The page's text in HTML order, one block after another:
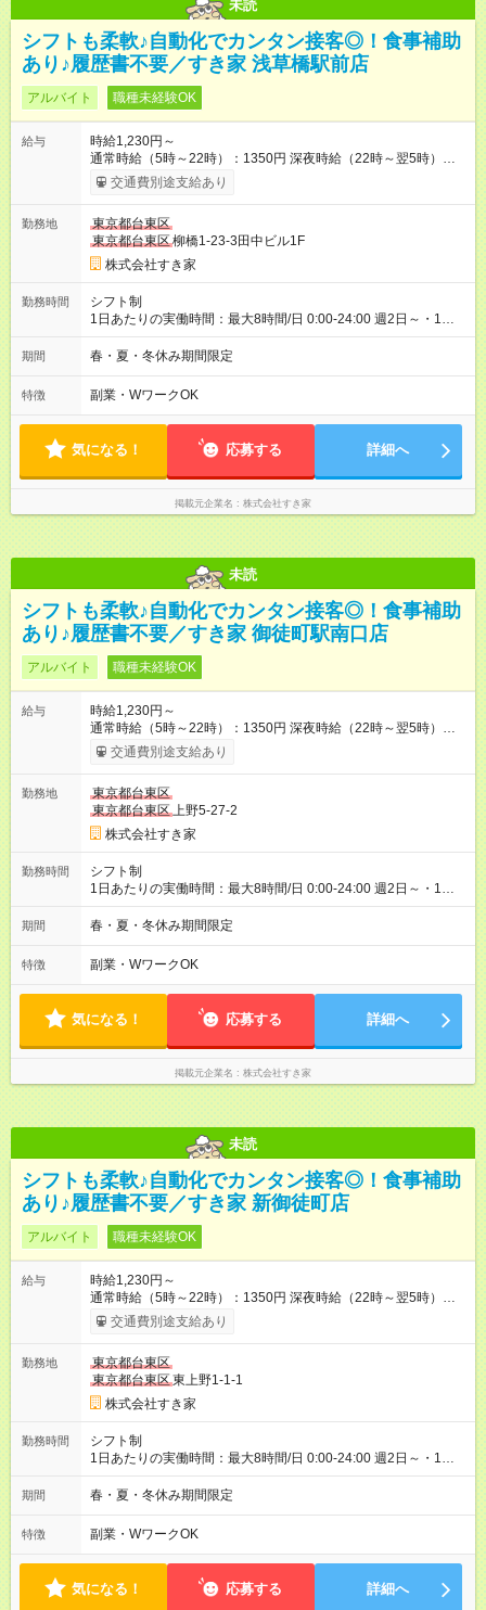
未読
シフトも柔軟♪自動化でカンタン接客◎！食事補助
あり♪履歴書不要／すき家 浅草橋駅前店
アルバイト 職種未経験OK
給与
時給1,230円～
通常時給（5時～22時）：1350円 深夜時給（22時～翌5時）：
1688円 高校生時給：1230円 【特別手当】早朝手当（5：00-9：
00）時給+150円 【試用期間】試用期間あり 試用期間の長さ：1
30日（※条件変更なし）ですが、切り上げで一ヶ月とさせてい
ただきます。 研修制度あり：15時間(研修中も同時給）
交通費別途支給あり
勤務地
東京都台東区
東京都台東区柳橋1-23-3田中ビル1F
株式会社すき家
勤務時間
シフト制
1日あたりの実働時間：最大8時間/日 0:00-24:00 週2日～・1日
2h～OK ＜シフト例＞ 〇朝帯 5:00-9:00 〇昼帯 9:00-14:00 〇午
後帯 14:00-18:00 〇夜帯 18:00-22:00 〇深夜帯 22:00-翌5:00 基
ます♪
期間 春・夏・冬休み期間限定
特徴 副業・WワークOK
気になる！ 応募する 詳細へ
掲載元企業名 株式会社すき家
未読
シフトも柔軟♪自動化でカンタン接客◎！食事補助
あり♪履歴書不要／すき家 御徒町駅南口店
アルバイト 職種未経験OK
給与
時給1,230円～
通常時給（5時～22時）：1350円 深夜時給（22時～翌5時）：
1688円 高校生時給：1230円 【特別手当】早朝手当（5：00-9：
00）時給+150円 【試用期間】試用期間あり 試用期間の長さ：1
30日（※条件変更なし）ですが、切り上げで一ヶ月とさせてい
ただきます。 研修制度あり：15時間(研修中も同時給）
交通費別途支給あり
勤務地
東京都台東区
東京都台東区上野5-27-2
株式会社すき家
勤務時間
シフト制
1日あたりの実働時間：最大8時間/日 0:00-24:00 週2日～・1日
2h～OK ＜シフト例＞ 〇朝帯 5:00-9:00 〇昼帯 9:00-14:00 〇午
後帯 14:00-18:00 〇夜帯 18:00-22:00 〇深夜帯 22:00-翌5:00 基
ます♪
期間 春・夏・冬休み期間限定
特徴 副業・WワークOK
気になる！ 応募する 詳細へ
掲載元企業名 株式会社すき家
未読
シフトも柔軟♪自動化でカンタン接客◎！食事補助
あり♪履歴書不要／すき家 新御徒町店
アルバイト 職種未経験OK
給与
時給1,230円～
通常時給（5時～22時）：1350円 深夜時給（22時～翌5時）：
1688円 高校生時給：1230円 【特別手当】早朝手当（5：00-9：
00）時給+150円 【試用期間】試用期間あり 試用期間の長さ：1
30日（※条件変更なし）ですが、切り上げで一ヶ月とさせてい
ただきます。 研修制度あり：15時間(研修中も同時給）
交通費別途支給あり
勤務地
東京都台東区
東京都台東区東上野1-1-1
株式会社すき家
勤務時間
シフト制
1日あたりの実働時間：最大8時間/日 0:00-24:00 週2日～・1日
2h～OK ＜シフト例＞ 〇朝帯 5:00-9:00 〇昼帯 9:00-14:00 〇午
後帯 14:00-18:00 〇夜帯 18:00-22:00 〇深夜帯 22:00-翌5:00 基
ます♪
期間 春・夏・冬休み期間限定
特徴 副業・WワークOK
気になる！ 応募する 詳細へ